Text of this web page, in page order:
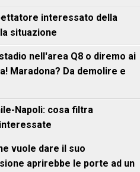
interessato della
situazione
nell'area Q8 o diremo ai
Maradona? Da demolire e
Napoli: cosa filtra
vuole dare il suo
aprirebbe le porte ad un